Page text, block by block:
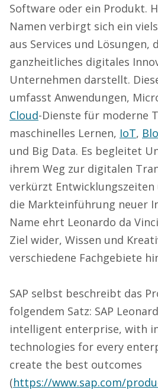
Software oder ein Produkt.
Namen verbirgt sich ein
aus Services und Lösungen,
ganzheitliches digitales
Unternehmen darstellt.
umfasst Anwendungen,
Cloud-Dienste für moderne
maschinelles Lernen, IoT,
und Big Data. Es begleitet
ihrem Weg zur digitalen
verkürzt
die Markteinführung neuer
Name ehrt Leonardo da
Ziel wider, Wissen und
verschiedene Fachgebiete
SAP selbst beschreibt das
folgendem Satz: SAP
intelligent enterprise, with
technologies for every
create the best outcomes
(https://www.sap.com/